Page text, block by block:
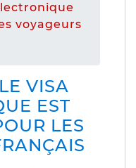
voyageurs
VISA
EST
LES